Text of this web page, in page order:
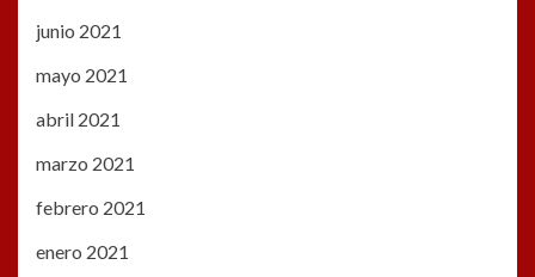
junio 2021
mayo 2021
abril 2021
marzo 2021
febrero 2021
enero 2021